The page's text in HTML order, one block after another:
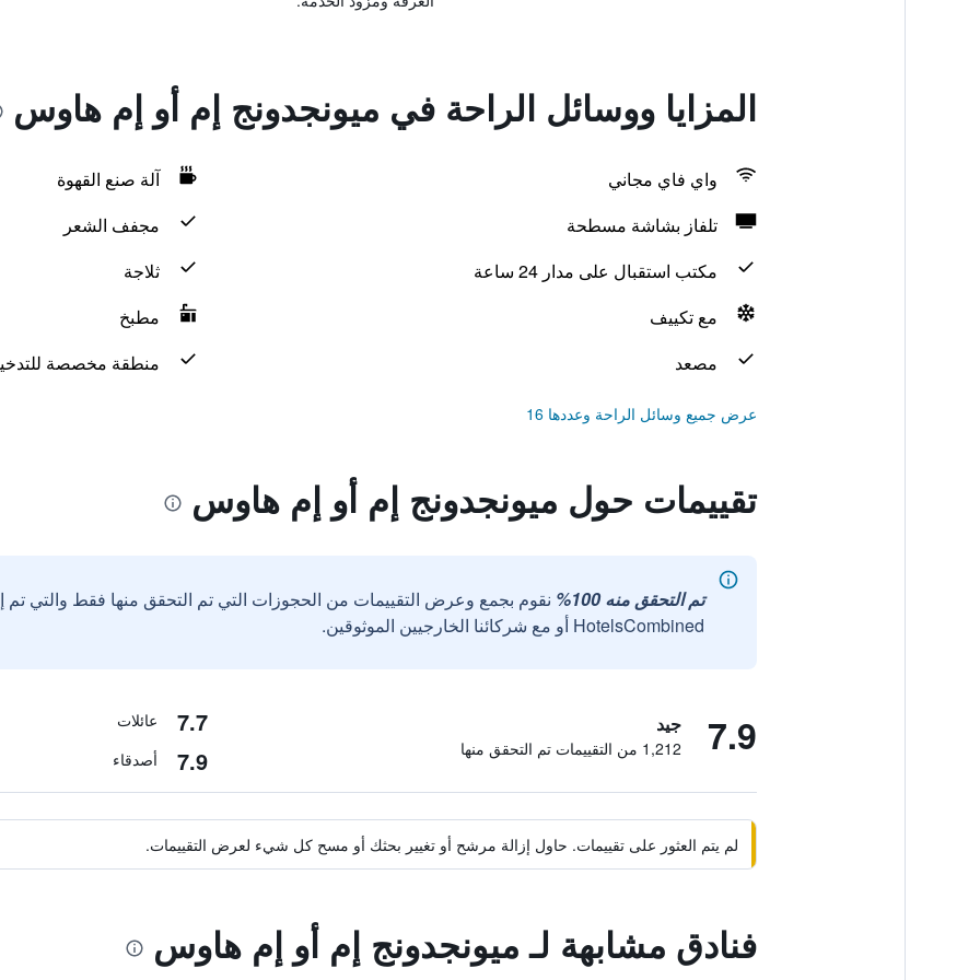
المزايا ووسائل الراحة في ميونجدونج إم أو إم هاوس
واي فاي مجاني
آلة صنع القهوة
تلفاز بشاشة مسطحة
مجفف الشعر
مكتب استقبال على مدار 24 ساعة
ثلاجة
مع تكييف
مطبخ
مصعد
منطقة مخصصة
عرض جميع وسائل الراحة وعددها 16
تقييمات حول ميونجدونج إم أو إم هاوس
تم التحقق منه 100%
نقوم بجمع وعرض التقييمات من الحجوزات التي تم التحقق منها فقط والتي
HotelsCombined أو مع شركائنا الخارجيين الموثوقين.
7.9 جيد
1,212 من التقييمات تم التحقق منها
7.7 عائلات
7.9 أصدقاء
لم يتم العثور على تقييمات. حاول إزالة مرشح أو تغيير بحثك أو مسح كل شيء لعرض التقييمات.
فنادق مشابهة لـ ميونجدونج إم أو إم هاوس